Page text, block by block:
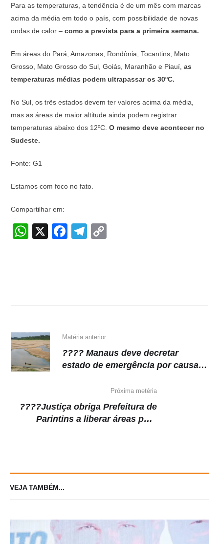
Para as temperaturas, a tendência é de um mês com marcas
acima da média em todo o país, com possibilidade de novas
ondas de calor – como a prevista para a primeira semana.
Em áreas do Pará, Amazonas, Rondônia, Tocantins, Mato
Grosso, Mato Grosso do Sul, Goiás, Maranhão e Piauí, as
temperaturas médias podem ultrapassar os 30ºC.
No Sul, os três estados devem ter valores acima da média,
mas as áreas de maior altitude ainda podem registrar
temperaturas abaixo dos 12ºC. O mesmo deve acontecer no
Sudeste.
Fonte: G1
Estamos com foco no fato.
Compartilhar em:
W
p
X
F
o
k
T
m n
Matéria anterior
???? Manaus deve decretar
estado de emergência por causa
Próxima metéria
????Justiça obriga Prefeitura de
Parintins a liberar áreas para
VEJA TAMBÉM...